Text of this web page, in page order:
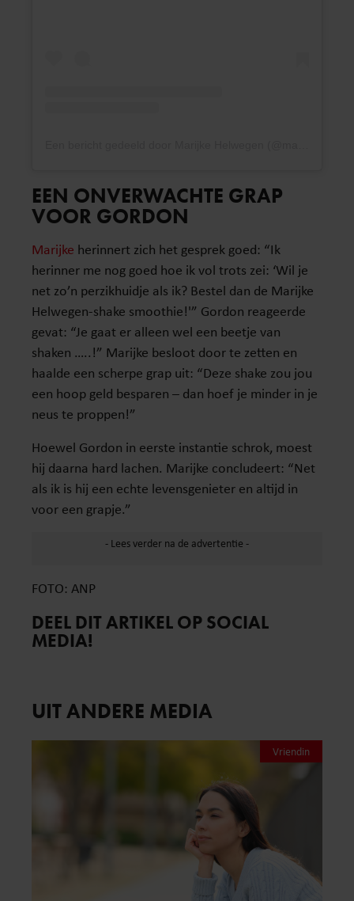
EEN ONVERWACHTE GRAP
VOOR GORDON
Marijke herinnert zich het gesprek goed: “Ik
herinner me nog goed hoe ik vol trots zei: ‘Wil je
net zo’n perzikhuidje als ik? Bestel dan de Marijke
Helwegen-shake smoothie!'” Gordon reageerde
gevat: “Je gaat er alleen wel een beetje van
shaken …..!” Marijke besloot door te zetten en
haalde een scherpe grap uit: “Deze shake zou jou
een hoop geld besparen – dan hoef je minder in je
neus te proppen!”
Hoewel Gordon in eerste instantie schrok, moest
hij daarna hard lachen. Marijke concludeert: “Net
als ik is hij een echte levensgenieter en altijd in
voor een grapje.”
FOTO: ANP
DEEL DIT ARTIKEL OP SOCIAL
MEDIA!
UIT ANDERE MEDIA
Vriendin